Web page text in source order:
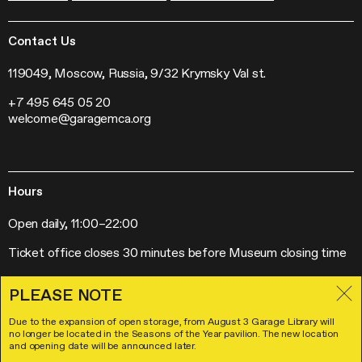
PLEASE NOTE
Due to the expansion of open storage, from August 3 Garage Library will
no longer be located in the Seasons of the Year pavilion. The new location
and opening date will be announced later.
Garage Research Laboratories
Garage Screen
The Garage Journal
Exhibitions
Off-Site Projects
News
Press
Contacts
Contact Us
119049, Moscow, Russia, 9/32 Krymsky Val st.
+7 495 645 05 20
welcome@garagemca.org
Hours
Open daily, 11:00–22:00
Ticket office closes 30 minutes before Museum closing time
Visitor Policies
License Agreement